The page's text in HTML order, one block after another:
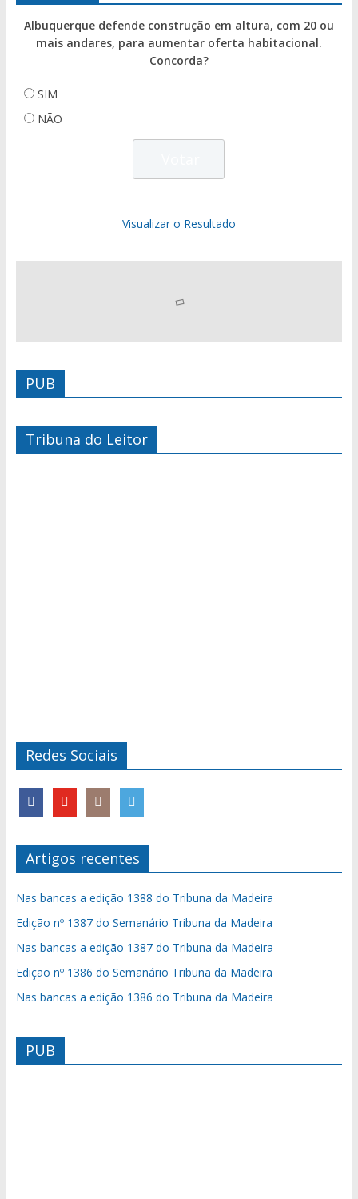
Albuquerque defende construção em altura, com 20 ou
mais andares, para aumentar oferta habitacional.
Concorda?
SIM
NÃO
Visualizar o Resultado
PUB
Tribuna do Leitor
Redes Sociais
Artigos recentes
Nas bancas a edição 1388 do Tribuna da Madeira
Edição nº 1387 do Semanário Tribuna da Madeira
Nas bancas a edição 1387 do Tribuna da Madeira
Edição nº 1386 do Semanário Tribuna da Madeira
Nas bancas a edição 1386 do Tribuna da Madeira
PUB